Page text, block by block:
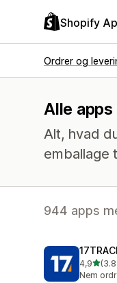
Shopify
Ordrer og
Alle
Alt, hvad
emballage
944 apps
4,9ud af
3827
Nem